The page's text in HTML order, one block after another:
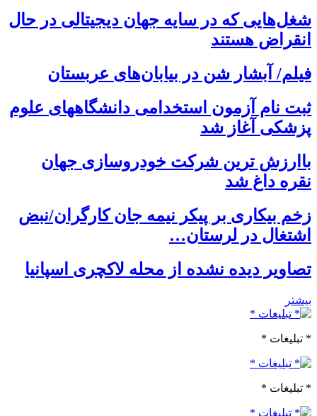
شغل‌‌هایی که در سایه جهان دیجیتالی در حال
انقراض هستند
فیلم/ آبشار شن در بیابان‌های عربستان
ثبت نام آزمون استخدامی دانشگاههای علوم
پزشکی آغاز شد
باارزش ترین شرکت خودروسازی جهان
نقره داغ شد
زخم بیکاری بر پیکر نیمه جان کارگران/نبض
اشتغال در لرستان…
تصاویر دیده نشده از محله لاکچری اسپانیا
بیشتر
* تبلیغات *
* تبلیغات *